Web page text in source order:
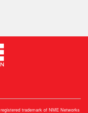
trademark of NME Networks